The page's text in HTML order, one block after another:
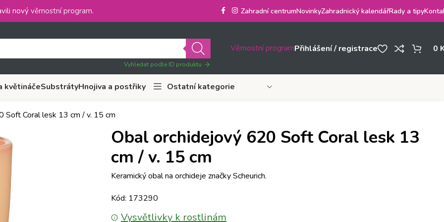
nový věrnostní program. Zahradní centrumNovinkyZahradnický kalendářRady a tipy
Vyhledat podle ID produktu
Věrnostní programPřihlášení / registrace 0
květináčeSubstrátyHnojiva a postřiky Ostatní kategorie
Soft Coral lesk 13 cm / v. 15 cm
Obal orchidejový 620 Soft Coral lesk 13
cm / v. 15 cm
Keramický obal na orchideje značky Scheurich.
Kód: 173290
Vysvětlivky k rostlinám